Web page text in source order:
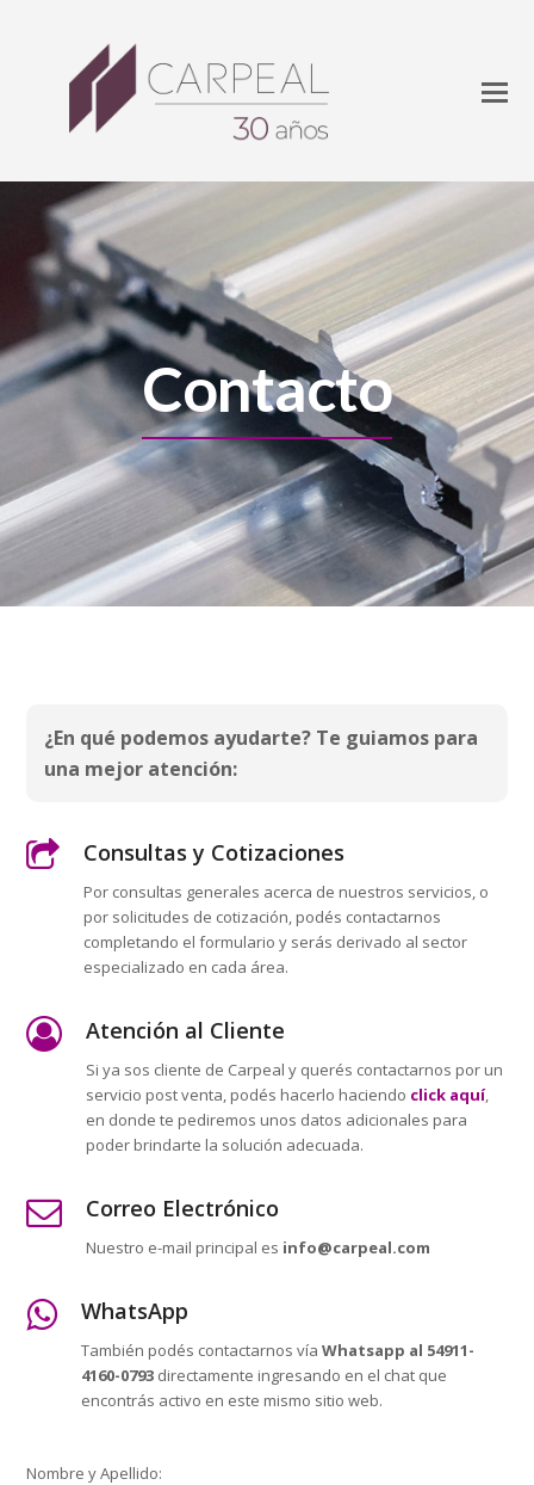
Contacto
¿En qué podemos ayudarte? Te guiamos para
una mejor atención:
Consultas y Cotizaciones
Por consultas generales acerca de nuestros servicios, o
por solicitudes de cotización, podés contactarnos
completando el formulario y serás derivado al sector
especializado en cada área.
Atención al Cliente
Si ya sos cliente de Carpeal y querés contactarnos por un
servicio post venta, podés hacerlo haciendo click aquí,
en donde te pediremos unos datos adicionales para
poder brindarte la solución adecuada.
Correo Electrónico
Nuestro e-mail principal es info@carpeal.com
WhatsApp
También podés contactarnos víaWhatsapp al 54911-
4160-0793 directamente ingresando en el chat que
encontrás activo en este mismo sitio web.
Nombre y Apellido: